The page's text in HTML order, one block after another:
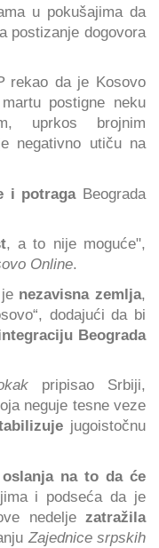
u pokušajima da
postizanje dogovora
rekao da je Kosovo
postigne neku
uprkos brojnim
negativno utiču na
i potraga Beograda
, a to nije moguće",
Online.
nezavisna zemlja,
dodajući da bi
Beograda
pripisao Srbiji,
neguje tesne veze
jugoistočnu
oslanja na to da će
i podseća da je
nedeljezatražila
Zajednice srpskih